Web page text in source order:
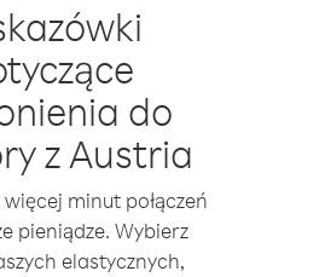
do
z Austria
minut połączeń
pieniądze. Wybierz
elastycznych,